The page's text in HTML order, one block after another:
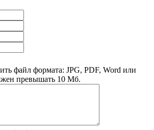
файл формата: JPG, PDF, Word или
превышать 10 Мб.